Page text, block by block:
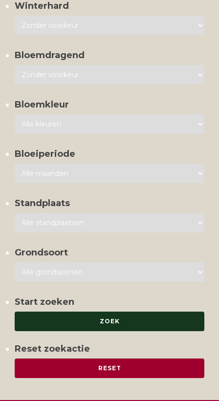
Winterhard
Bloemdragend
Bloemkleur
Bloeiperiode
Standplaats
Grondsoort
Start zoeken
Reset zoekactie